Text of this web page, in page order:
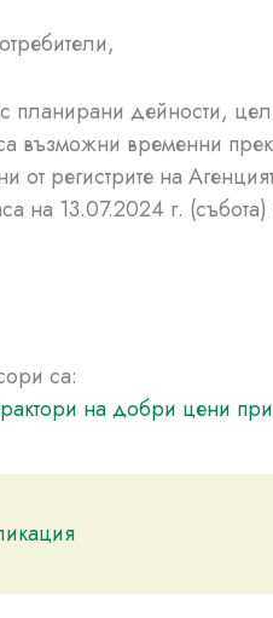
планирани дейности,
възможни временни
от регистрите на
на 13.07.2024 г.
са:
на добри цени